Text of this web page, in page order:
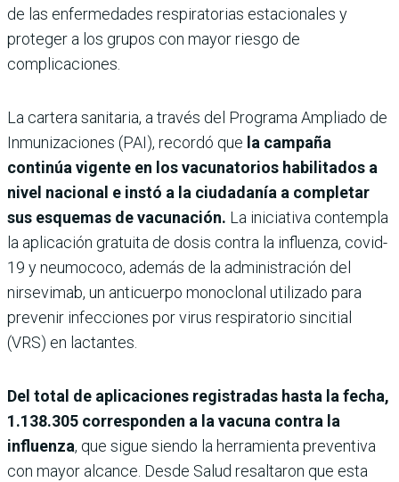
de las enfermedades respiratorias estacionales y
proteger a los grupos con mayor riesgo de
complicaciones.
La cartera sanitaria, a través del Programa Ampliado de
Inmunizaciones (PAI), recordó que la campaña
continúa vigente en los vacunatorios habilitados a
nivel nacional e instó a la ciudadanía a completar
sus esquemas de vacunación. La iniciativa contempla
la aplicación gratuita de dosis contra la influenza, covid-
19 y neumococo, además de la administración del
nirsevimab, un anticuerpo monoclonal utilizado para
prevenir infecciones por virus respiratorio sincitial
(VRS) en lactantes.
Del total de aplicaciones registradas hasta la fecha,
1.138.305 corresponden a la vacuna contra la
influenza, que sigue siendo la herramienta preventiva
con mayor alcance. Desde Salud resaltaron que esta